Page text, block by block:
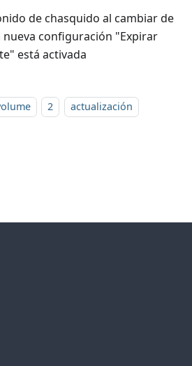
de chasquido al cambiar de
configuración "Expirar
está activada
2
actualización